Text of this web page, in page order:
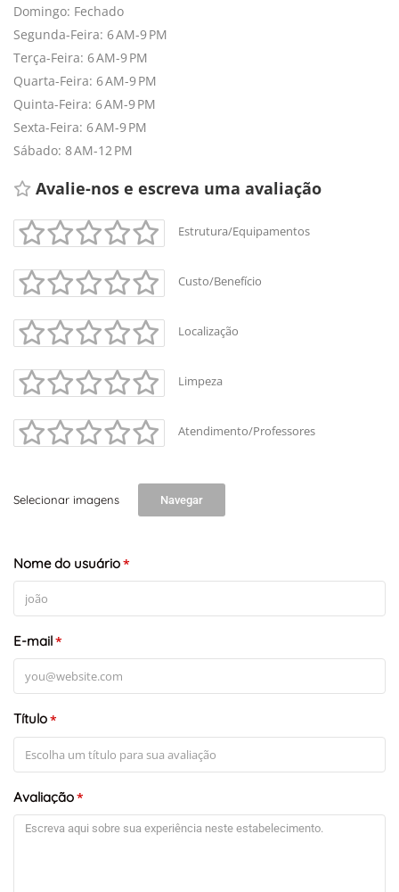
+-
Leaflet
Domingo: Fechado
Segunda-Feira: 6 AM-9 PM
Terça-Feira: 6 AM-9 PM
Quarta-Feira: 6 AM-9 PM
Quinta-Feira: 6 AM-9 PM
Sexta-Feira: 6 AM-9 PM
Sábado: 8 AM-12 PM
Avalie-nos e escreva uma avaliação
Estrutura/Equipamentos
Custo/Benefício
Localização
Limpeza
Atendimento/Professores
Selecionar imagens Navegar
Nome do usuário*
E-mail*
Título*
Avaliação*